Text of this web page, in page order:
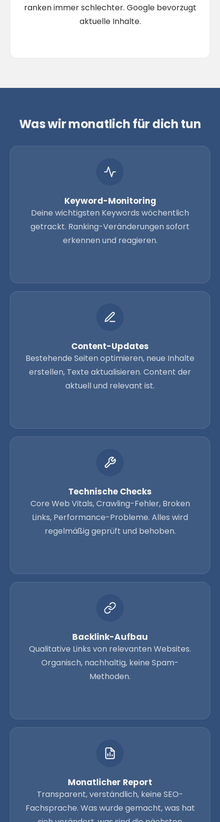
ranken immer schlechter. Google bevorzugt
aktuelle Inhalte.
Was wir monatlich für dich tun
Keyword-Monitoring
Deine wichtigsten Keywords wöchentlich
getrackt. Ranking-Veränderungen sofort
erkennen und reagieren.
Content-Updates
Bestehende Seiten optimieren, neue Inhalte
erstellen, Texte aktualisieren. Content der
aktuell und relevant ist.
Technische Checks
Core Web Vitals, Crawling-Fehler, Broken
Links, Performance-Probleme. Alles wird
regelmäßig geprüft und behoben.
Backlink-Aufbau
Qualitative Links von relevanten Websites.
Organisch, nachhaltig, keine Spam-
Methoden.
Monatlicher Report
Transparent, verständlich, keine SEO-
Fachsprache. Was wurde gemacht, was hat